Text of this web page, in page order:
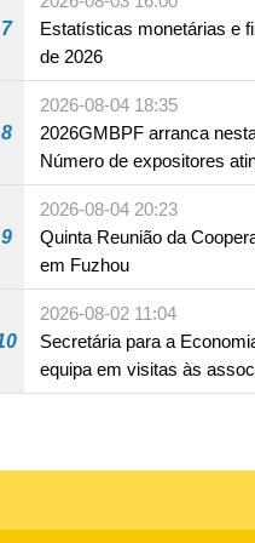
7
Estatísticas monetárias e
de 2026
8
2026-08-04 18:35
2026GMBPF arranca
Número de expositores
18 anos
9
2026-08-04 20:23
Quinta Reunião da
em Fuzhou
2026-08-02 11:04
Secretária para a
equipa em visitas às
consolidar consensos e